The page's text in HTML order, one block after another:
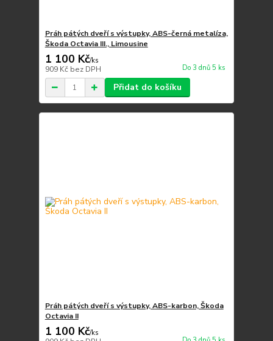
Práh pátých dveří s výstupky, ABS-černá metalíza,
Škoda Octavia III., Limousine
1 100 Kč/ks
909 Kč bez DPH Do 3 dnů 5 ks
Přidat do košíku
Práh pátých dveří s výstupky, ABS-karbon, Škoda
Octavia II
1 100 Kč/ks